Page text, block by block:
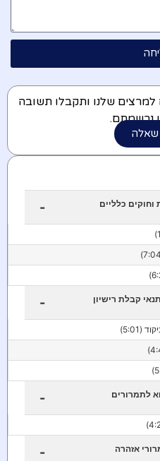
שלנו ותקבלו תשובה
נרשמתם.
שאלה
וחוקים כלליים -
קבלת רישיון -
(5:01)
לתמרורים -
אזהרה -